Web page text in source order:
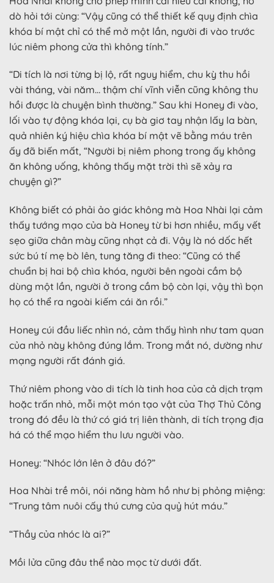
dò hỏi tới cùng: “Vậy cũng có thể thiết kế quy định chìa
khóa bí mật chỉ có thể mở một lần, người đi vào trước
lúc niêm phong cửa thì không tính.”
“Di tích là nơi từng bị lộ, rất nguy hiểm, chu kỳ thu hồi
vài tháng, vài năm… thậm chí vĩnh viễn cũng không thu
hồi được là chuyện bình thường.” Sau khi Honey đi vào,
lối vào tự động khóa lại, cụ bà giơ tay nhận lấy la bàn,
quả nhiên ký hiệu chìa khóa bí mật vẽ bằng máu trên
ấy đã biến mất, “Người bị niêm phong trong ấy không
ăn không uống, không thấy mặt trời thì sẽ xảy ra
chuyện gì?”
Không biết có phải ảo giác không mà Hoa Nhài lại cảm
thấy tướng mạo của bà Honey từ bi hơn nhiều, mấy vết
sẹo giữa chân mày cũng nhạt cả đi. Vậy là nó dốc hết
sức bú tí mẹ bò lên, tung tăng đi theo: “Cũng có thể
chuẩn bị hai bộ chìa khóa, người bên ngoài cầm bộ
dùng một lần, người ở trong cầm bộ còn lại, vậy thì bọn
họ có thể ra ngoài kiếm cái ăn rồi.”
Honey cúi đầu liếc nhìn nó, cảm thấy hình như tam quan
của nhỏ này không đúng lắm. Trong mắt nó, dường như
mạng người rất đánh giá.
Thứ niêm phong vào di tích là tinh hoa của cả dịch trạm
hoặc trấn nhỏ, mỗi một món tạo vật của Thợ Thủ Công
trong đó đều là thứ có giá trị liên thành, di tích trọng địa
há có thể mạo hiểm thu lưu người vào.
Honey: “Nhóc lớn lên ở đâu đó?”
Hoa Nhài trề môi, nói năng hàm hồ như bị phỏng miệng:
“Trung tâm nuôi cấy thú cưng của quỷ hút máu.”
“Thầy của nhóc là ai?”
Mồi lửa cũng đâu thể nào mọc từ dưới đất.